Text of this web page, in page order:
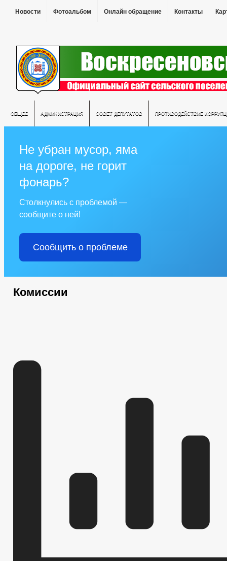
Новости Фотоальбом Онлайн обращение Контакты
ОБЩЕЕ АДМИНИСТРАЦИЯ СОВЕТ ДЕПУТАТОВ ПРОТИВОДЕЙСТВИЕ
Не убран мусор, яма
на дороге, не горит
фонарь?
Столкнулись с проблемой —
сообщите о ней!
Сообщить о проблеме
Комиссии